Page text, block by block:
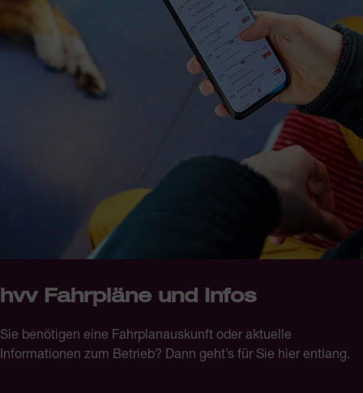
hvv Fahrpläne und Infos
Sie benötigen eine Fahrplanauskunft oder aktuelle
Informationen zum Betrieb? Dann geht’s für Sie hier entlang.